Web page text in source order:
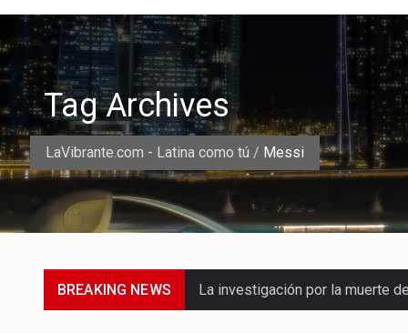
LaVibrante.com - Latina como tú / Messi
Tag Archives
BREAKING NEWS La inversión extranjera directa